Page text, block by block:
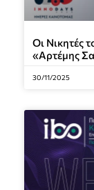
Οι Νικητές
«Αρτέμης
30/11/2025